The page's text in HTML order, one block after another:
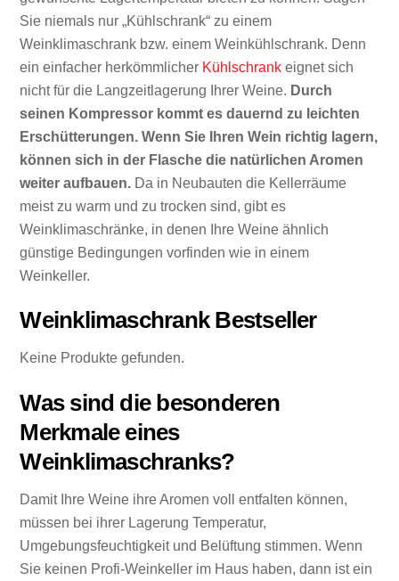
Sie niemals nur „Kühlschrank“ zu einem
Weinklimaschrank bzw. einem Weinkühlschrank. Denn
ein einfacher herkömmlicher Kühlschrank eignet sich
nicht für die Langzeitlagerung Ihrer Weine. Durch
seinen Kompressor kommt es dauernd zu leichten
Erschütterungen. Wenn Sie Ihren Wein richtig lagern,
können sich in der Flasche die natürlichen Aromen
weiter aufbauen. Da in Neubauten die Kellerräume
meist zu warm und zu trocken sind, gibt es
Weinklimaschränke, in denen Ihre Weine ähnlich
günstige Bedingungen vorfinden wie in einem
Weinkeller.
Weinklimaschrank Bestseller
Keine Produkte gefunden.
Was sind die besonderen
Merkmale eines
Weinklimaschranks?
Damit Ihre Weine ihre Aromen voll entfalten können,
müssen bei ihrer Lagerung Temperatur,
Umgebungsfeuchtigkeit und Belüftung stimmen. Wenn
Sie keinen Profi-Weinkeller im Haus haben, dann ist ein